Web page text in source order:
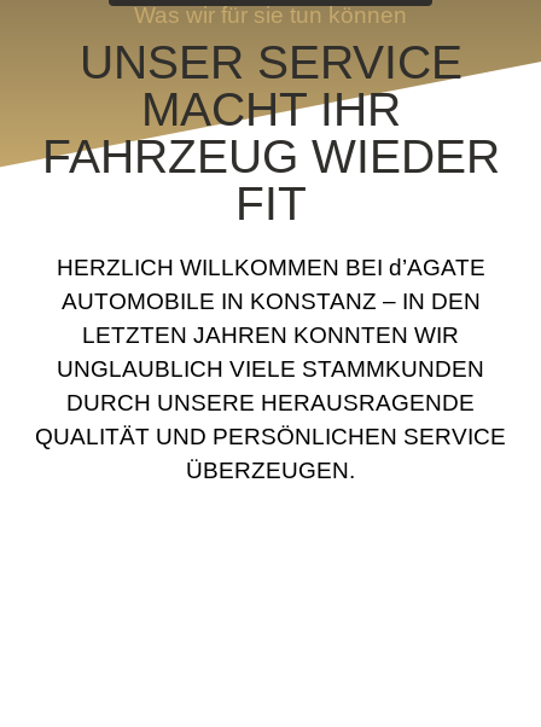
Was wir für sie tun können
UNSER SERVICE
MACHT IHR
FAHRZEUG WIEDER
FIT
HERZLICH WILLKOMMEN BEI d’AGATE
AUTOMOBILE IN KONSTANZ – IN DEN
LETZTEN JAHREN KONNTEN WIR
UNGLAUBLICH VIELE STAMMKUNDEN
DURCH UNSERE HERAUSRAGENDE
QUALITÄT UND PERSÖNLICHEN SERVICE
ÜBERZEUGEN.